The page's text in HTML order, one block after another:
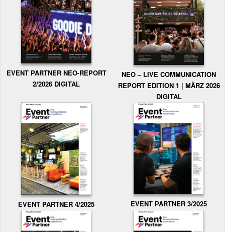
EVENT PARTNER NEO-REPORT
2/2026 DIGITAL
NEO – LIVE COMMUNICATION
REPORT EDITION 1 | MÄRZ 2026
DIGITAL
EVENT PARTNER 4/2025 EVENT PARTNER 3/2025